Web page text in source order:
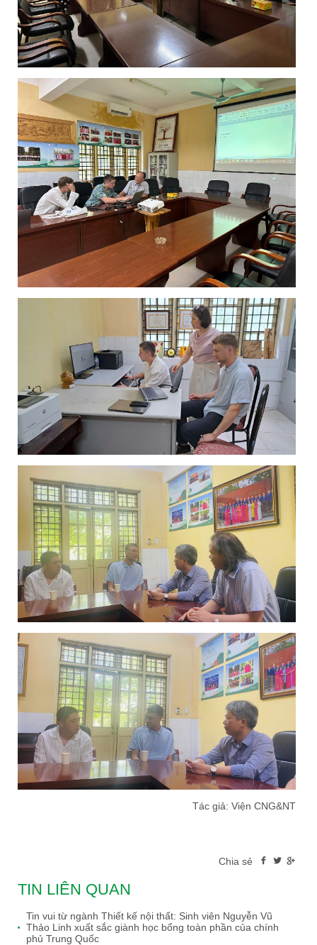
Tác giả: Viện CNG&NT
Chia sẻ
TIN LIÊN QUAN
Tin vui từ ngành Thiết kế nội thất: Sinh viên Nguyễn Vũ
Thảo Linh xuất sắc giành học bổng toàn phần của chính
phủ Trung Quốc